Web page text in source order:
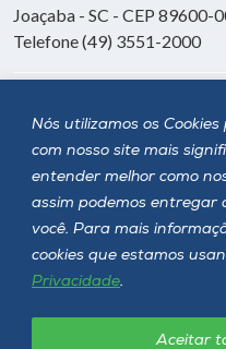
Nós utilizamos os
com nosso site mais
entender melhor como
assim podemos entregar
você. Para mais
cookies que estamos
Privacidade.
Aceitar
Joaçaba - SC - CEP 89600-
Telefone (49) 3551-2000
Siga a Unoesc